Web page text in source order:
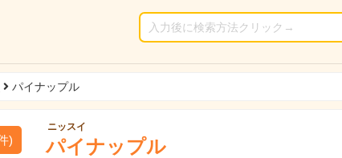
パイナップル
)
ニッスイ
パイナップル